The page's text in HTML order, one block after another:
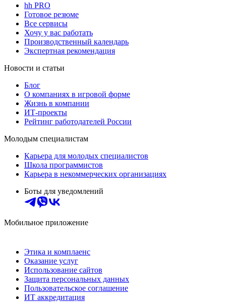
hh PRO
Готовое резюме
Все сервисы
Хочу у вас работать
Производственный календарь
Экспертная рекомендация
Новости и статьи
Блог
О компаниях в игровой форме
Жизнь в компании
ИТ-проекты
Рейтинг работодателей России
Молодым специалистам
Карьера для молодых специалистов
Школа программистов
Карьера в некоммерческих организациях
Боты для уведомлений
Мобильное приложение
Этика и комплаенс
Оказание услуг
Использование сайтов
Защита персональных данных
Пользовательское соглашение
ИТ аккредитация